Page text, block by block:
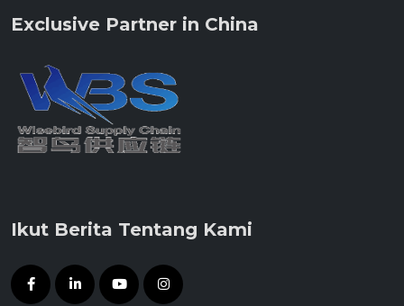
Exclusive Partner in China
Ikut Berita Tentang Kami